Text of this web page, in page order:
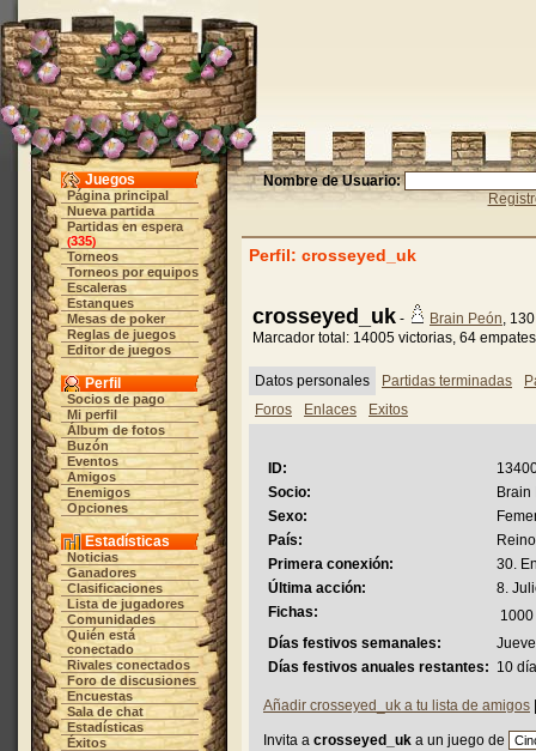
Juegos
Página principal
Nueva partida
Partidas en espera
(335)
Torneos
Torneos por equipos
Escaleras
Estanques
Mesas de poker
Reglas de juegos
Editor de juegos
Perfil
Socios de pago
Mi perfil
Álbum de fotos
Buzón
Eventos
Amigos
Enemigos
Opciones
Estadísticas
Noticias
Ganadores
Clasificaciones
Lista de jugadores
Comunidades
Quién está
conectado
Rivales conectados
Foro de discusiones
Encuestas
Sala de chat
Estadísticas
Éxitos
Nombre de Usuario:
Perfil: crosseyed_uk
crosseyed_uk - Brain Peón,
Marcador total: 14005 victorias, 64
Datos personales Partidas terminadas
Foros
Enlaces Exitos
ID:
Socio:
Brain
Sexo:
País:
Primera conexión:
30.
Última acción:
8.
Fichas:
1000
Días festivos semanales:
Días festivos anuales restantes: 10
Añadir crosseyed_uk a tu lista de amigos
Invita a crosseyed_uk a un juego de